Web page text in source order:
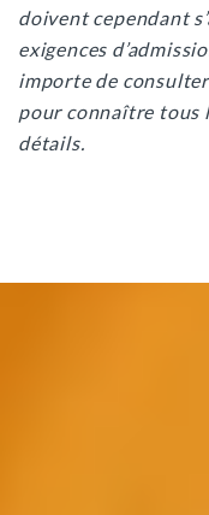
doivent cependant
exigences
importe de
pour connaître tous
détails.